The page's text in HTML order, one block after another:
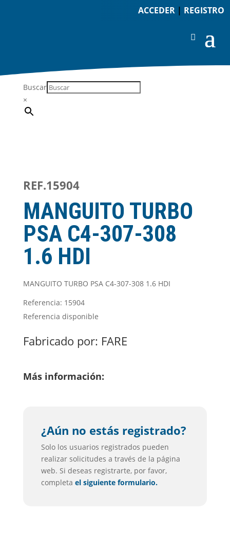
ACCEDER| REGISTRO
Buscar
×
REF.15904
MANGUITO TURBO
PSA C4-307-308
1.6 HDI
MANGUITO TURBO PSA C4-307-308 1.6 HDI
Referencia: 15904
Referencia disponible
Fabricado por: FARE
Más información:
¿Aún no estás registrado?
Solo los usuarios registrados pueden
realizar solicitudes a través de la página
web. Si deseas registrarte, por favor,
completa el siguiente formulario.